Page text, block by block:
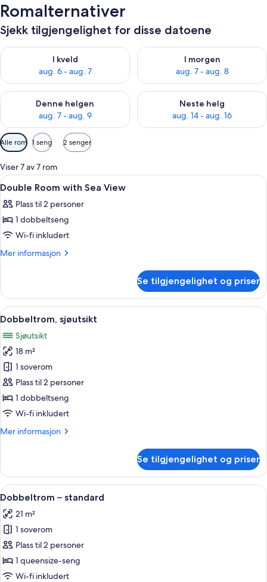
Romalternativer
Sjekk tilgjengelighet for disse datoene
I kveld
aug. 6 - aug. 7
Sjekk tilgjengelighet for i kveld, aug. 6 - aug. 7
I morgen
aug. 7 - aug. 8
Sjekk tilgjengelighet for i
Denne helgen
aug. 7 - aug. 9
Sjekk tilgjengelighet for denne helgen, aug. 7 - aug. 9
Neste helg
aug. 14 - aug. 16
Sjekk tilgjengelighet for neste
Tilgjengelige
filtre
for
rom
Alle rom 1 seng 2 senger
Viser 7 av 7 rom
Åpne
alle
bildene
av
Double
Room
View
Dundyner, minibar, safe på rommet
8
Double Room with Sea View
Plass til 2 personer
1 dobbeltseng
Wi-fi inkludert
Mer informasjon
Mer
Room
with
Sea
Se tilgjengelighet og priser
Åpne
alle
bildene
av
Dobbeltrom,
sjøutsikt
Dobbeltrom, sjøutsikt | Dundyner,
5
Dobbeltrom, sjøutsikt
Sjøutsikt
18 m²
1 soverom
Plass til 2 personer
1 dobbeltseng
Wi-fi inkludert
Mer informasjon
Mer
sjøutsikt
Se tilgjengelighet og priser
Åpne
alle
bildene
av
Dobbeltrom
–
standard
Dundyner, minibar, safe på rommet
4
Dobbeltrom – standard
21 m²
1 soverom
Plass til 2 personer
1 queensize-seng
Wi-fi inkludert